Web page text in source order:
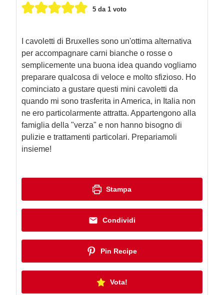
5da 1 voto
I cavoletti di Bruxelles sono un'ottima alternativa
per accompagnare carni bianche o rosse o
semplicemente una buona idea quando vogliamo
preparare qualcosa di veloce e molto sfizioso. Ho
cominciato a gustare questi mini cavoletti da
quando mi sono trasferita in America, in Italia non
ne ero particolarmente attratta. Appartengono alla
famiglia della "verza" e non hanno bisogno di
pulizie e trattamenti particolari. Prepariamoli
insieme!
Stampa
Condividi
Pin Recipe
Vota!